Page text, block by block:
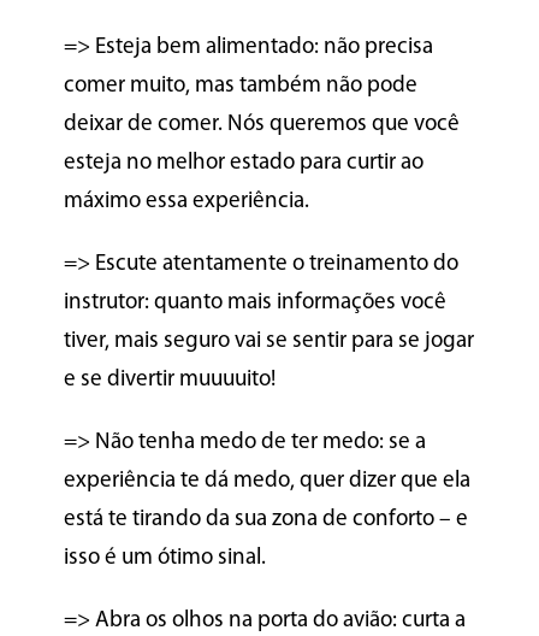
=> Esteja bem alimentado: não precisa
comer muito, mas também não pode
deixar de comer. Nós queremos que você
esteja no melhor estado para curtir ao
máximo essa experiência.
=> Escute atentamente o treinamento do
instrutor: quanto mais informações você
tiver, mais seguro vai se sentir para se jogar
e se divertir muuuuito!
=> Não tenha medo de ter medo: se a
experiência te dá medo, quer dizer que ela
está te tirando da sua zona de conforto – e
isso é um ótimo sinal.
=> Abra os olhos na porta do avião: curta a